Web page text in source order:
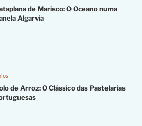
de Marisco: O Oceano numa
Algarvia
de Arroz: O Clássico das Pastelarias